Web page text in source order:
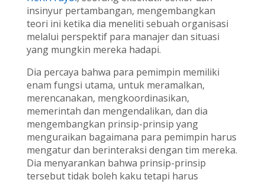
insinyur pertambangan, mengembangkan
teori ini ketika dia meneliti sebuah organisasi
melalui perspektif para manajer dan situasi
yang mungkin mereka hadapi.
Dia percaya bahwa para pemimpin memiliki
enam fungsi utama, untuk meramalkan,
merencanakan, mengkoordinasikan,
memerintah dan mengendalikan, dan dia
mengembangkan prinsip-prinsip yang
menguraikan bagaimana para pemimpin harus
mengatur dan berinteraksi dengan tim mereka.
Dia menyarankan bahwa prinsip-prinsip
tersebut tidak boleh kaku tetapi harus